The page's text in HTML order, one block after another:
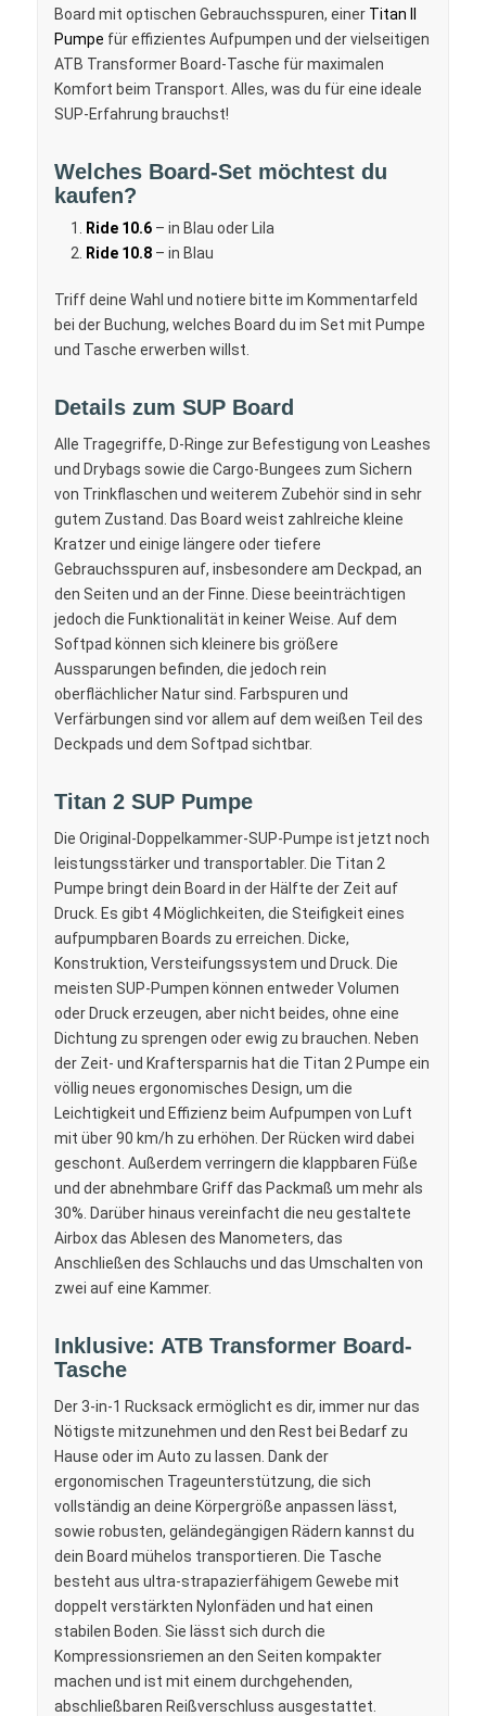
Board mit optischen Gebrauchsspuren, einer Titan II
Pumpe für effizientes Aufpumpen und der vielseitigen
ATB Transformer Board-Tasche für maximalen
Komfort beim Transport. Alles, was du für eine ideale
SUP-Erfahrung brauchst!
Welches Board-Set möchtest du
kaufen?
Ride 10.6– in Blau oder Lila
Ride 10.8– in Blau
Triff deine Wahl und notiere bitte im Kommentarfeld
bei der Buchung, welches Board du im Set mit Pumpe
und Tasche erwerben willst.
Details zum SUP Board
Alle Tragegriffe, D-Ringe zur Befestigung von Leashes
und Drybags sowie die Cargo-Bungees zum Sichern
von Trinkflaschen und weiterem Zubehör sind in sehr
gutem Zustand. Das Board weist zahlreiche kleine
Kratzer und einige längere oder tiefere
Gebrauchsspuren auf, insbesondere am Deckpad, an
den Seiten und an der Finne. Diese beeinträchtigen
jedoch die Funktionalität in keiner Weise. Auf dem
Softpad können sich kleinere bis größere
Aussparungen befinden, die jedoch rein
oberflächlicher Natur sind. Farbspuren und
Verfärbungen sind vor allem auf dem weißen Teil des
Deckpads und dem Softpad sichtbar.
Titan 2 SUP Pumpe
Die Original-Doppelkammer-SUP-Pumpe ist jetzt noch
leistungsstärker und transportabler. Die Titan 2
Pumpe bringt dein Board in der Hälfte der Zeit auf
Druck. Es gibt 4 Möglichkeiten, die Steifigkeit eines
aufpumpbaren Boards zu erreichen. Dicke,
Konstruktion, Versteifungssystem und Druck. Die
meisten SUP-Pumpen können entweder Volumen
oder Druck erzeugen, aber nicht beides, ohne eine
Dichtung zu sprengen oder ewig zu brauchen. Neben
der Zeit- und Kraftersparnis hat die Titan 2 Pumpe ein
völlig neues ergonomisches Design, um die
Leichtigkeit und Effizienz beim Aufpumpen von Luft
mit über 90 km/h zu erhöhen. Der Rücken wird dabei
geschont. Außerdem verringern die klappbaren Füße
und der abnehmbare Griff das Packmaß um mehr als
30%. Darüber hinaus vereinfacht die neu gestaltete
Airbox das Ablesen des Manometers, das
Anschließen des Schlauchs und das Umschalten von
zwei auf eine Kammer.
Inklusive: ATB Transformer Board-
Tasche
Der 3-in-1 Rucksack ermöglicht es dir, immer nur das
Nötigste mitzunehmen und den Rest bei Bedarf zu
Hause oder im Auto zu lassen. Dank der
ergonomischen Trageunterstützung, die sich
vollständig an deine Körpergröße anpassen lässt,
sowie robusten, geländegängigen Rädern kannst du
dein Board mühelos transportieren. Die Tasche
besteht aus ultra-strapazierfähigem Gewebe mit
doppelt verstärkten Nylonfäden und hat einen
stabilen Boden. Sie lässt sich durch die
Kompressionsriemen an den Seiten kompakter
machen und ist mit einem durchgehenden,
abschließbaren Reißverschluss ausgestattet.